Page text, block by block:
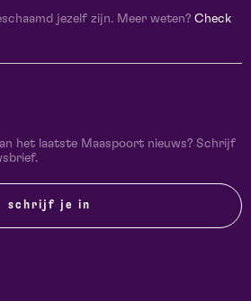
jezelf zijn. Meer weten? Check
het laatste Maaspoort nieuws? Schrijf
schrijf je in